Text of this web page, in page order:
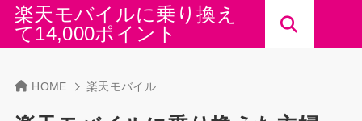
楽天モバイルに乗り換え
て14,000ポイント
HOME 楽天モバイル